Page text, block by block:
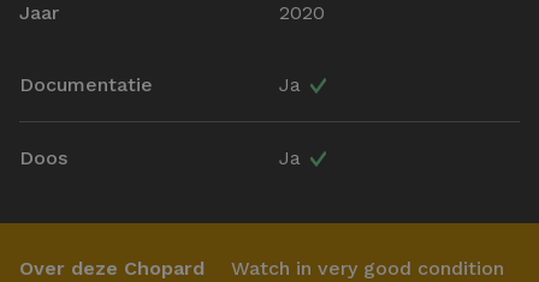
Jaar 2020
Documentatie Ja
Doos Ja
Over deze Chopard Watch in very good condition